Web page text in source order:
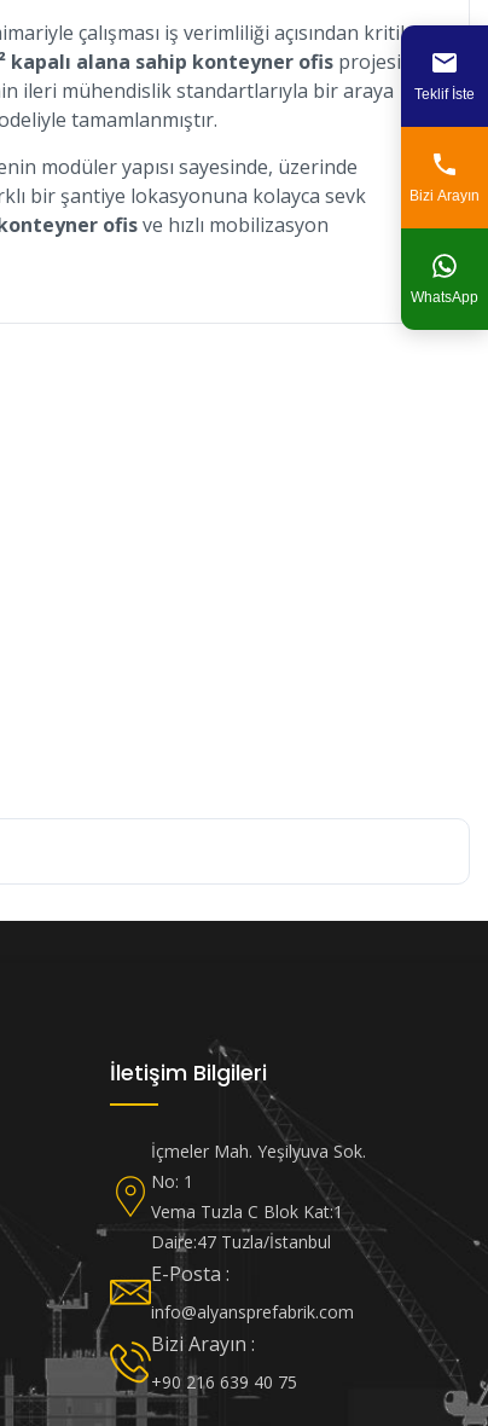
çalışması iş verimliliği açısından kritik
kapalı alana sahip konteyner ofis projesi,
ileri mühendislik standartlarıyla bir araya
tamamlanmıştır.
modüler yapısı sayesinde, üzerinde
bir şantiye lokasyonuna kolayca sevk
ofisve hızlı mobilizasyon
İletişim Bilgileri
İçmeler Mah. Yeşilyuva Sok.
No: 1
Vema Tuzla C Blok Kat:1
Daire:47 Tuzla/İstanbul
E-Posta :
info@alyansprefabrik.com
Bizi Arayın :
+90 216 639 40 75
Teklif İste
Bizi Arayın
WhatsApp